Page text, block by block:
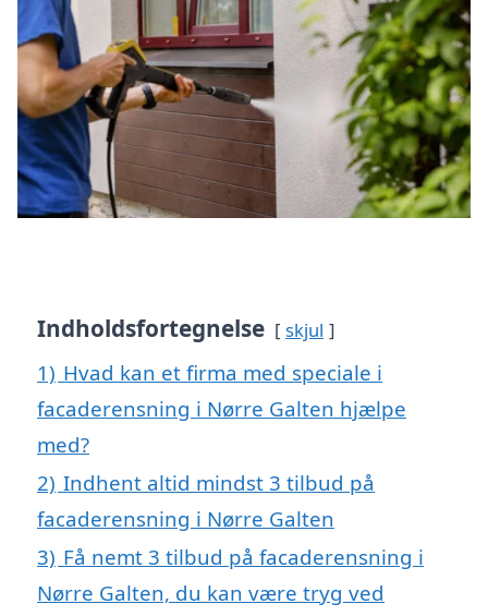
Indholdsfortegnelse skjul
1) Hvad kan et firma med speciale i
facaderensning i Nørre Galten hjælpe
med?
2) Indhent altid mindst 3 tilbud på
facaderensning i Nørre Galten
3) Få nemt 3 tilbud på facaderensning i
Nørre Galten, du kan være tryg ved